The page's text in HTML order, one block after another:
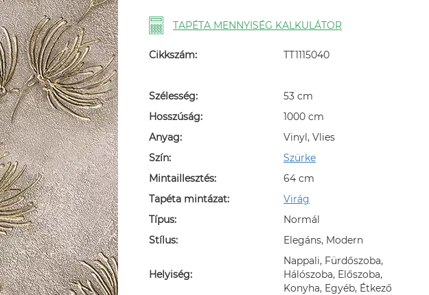
TAPÉTA MENNYISÉG KALKULÁTOR
Cikkszám: TT1115040
Szélesség:
53 cm
Hosszúság:
1000 cm
Anyag:
Vinyl, Vlies
Szín:
Szürke
Mintaillesztés:
64 cm
Tapéta mintázat:
Virág
Típus:
Normál
Stílus:
Elegáns, Modern
Helyiség:
Nappali, Fürdőszoba,
Hálószoba, Előszoba,
Konyha, Egyéb, Étkező